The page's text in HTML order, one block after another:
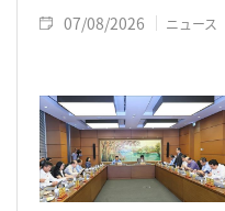
07/08/2026 ニュース